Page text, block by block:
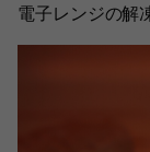
電子レンジの解